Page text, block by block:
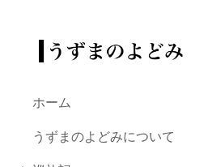
ホーム
うずまのよどみについて